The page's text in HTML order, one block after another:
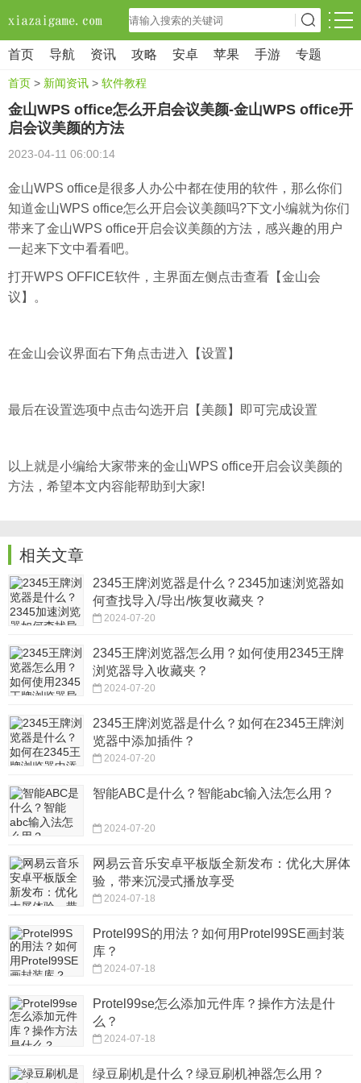
首页 导航 资讯 攻略 安卓 苹果 手游 专题
首页 > 新闻资讯 > 软件教程
金山WPS office怎么开启会议美颜-金山WPS office开
启会议美颜的方法
2023-04-11 06:00:14
金山WPS office是很多人办公中都在使用的软件，那么你们
知道金山WPS office怎么开启会议美颜吗?下文小编就为你们
带来了金山WPS office开启会议美颜的方法，感兴趣的用户
一起来下文中看看吧。
打开WPS OFFICE软件，主界面左侧点击查看【金山会
议】。
在金山会议界面右下角点击进入【设置】
最后在设置选项中点击勾选开启【美颜】即可完成设置
以上就是小编给大家带来的金山WPS office开启会议美颜的
方法，希望本文内容能帮助到大家!
相关文章
2345王牌浏览器是什么？2345加速浏览器如
何查找导入/导出/恢复收藏夹？
2024-07-20
2345王牌浏览器怎么用？如何使用2345王牌
浏览器导入收藏夹？
2024-07-20
2345王牌浏览器是什么？如何在2345王牌浏
览器中添加插件？
2024-07-20
智能ABC是什么？智能abc输入法怎么用？
2024-07-20
网易云音乐安卓平板版全新发布：优化大屏体
验，带来沉浸式播放享受
2024-07-18
Protel99S的用法？如何用Protel99SE画封装
库？
2024-07-18
Protel99se怎么添加元件库？操作方法是什
么？
2024-07-18
绿豆刷机是什么？绿豆刷机神器怎么用？